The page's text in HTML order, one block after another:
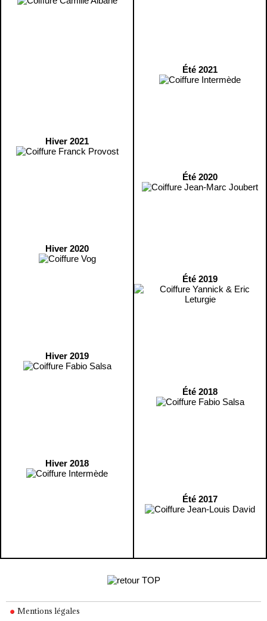
Hiver 2021
Hiver 2020
Hiver 2019
Hiver 2018
Été 2021
Été 2020
Été 2019
Été 2018
Été 2017
Mentions légales